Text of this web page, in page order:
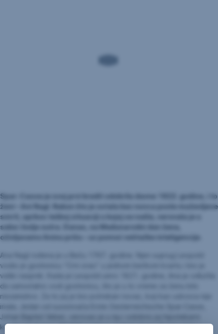
Spar-Casse je svoj prvi kredit odobrila davne 1822. godine, i to
ženi – Ani Nagl. Nakon što je ostala bez novca posle muževljeve
smrti, uprkos teškoj situaciji u kojoj se našla, verovala je u
sebe i bolje sutra. Danas, na Međunarodni dan žena,
oživljavamo Aninu priču – uz pomoć veštačke inteligencije.
Ana Nagl rođena je u Beču 1767. godine. Njen suprug Leopold
vodio je gostionicu “Crni orao” u jednom bečkom kvartu i bio je
veliki rasipnik. Kada je Leopold umro 1821. godine, Ana je odlučila
da samostalno vodi gostionicu, što je u to vreme za ženu bilo
nezamislivo. Za to joj je bio potreban novac, koji kao udovica nije
imala. Jedan od suosnivača Erste Oesterreichische Spar-Casse,
Johan Baptist Veber, verovao je u nju i odobrio joj hipotekarni
kredit od ukupno 30.000 guldena, sa kamatom od pet odsto i